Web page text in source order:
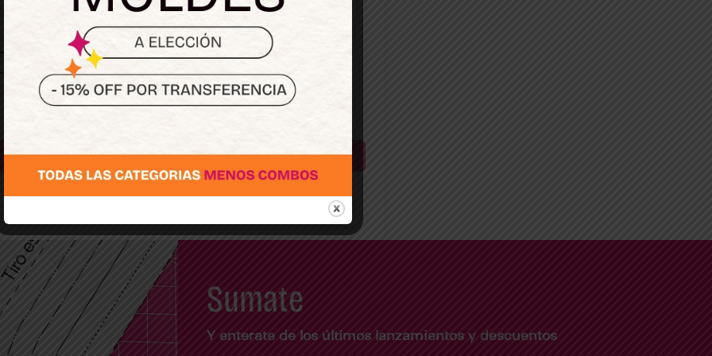
Regístrate
Sumate
Y enterate de los últimos lanzamientos y descuentos